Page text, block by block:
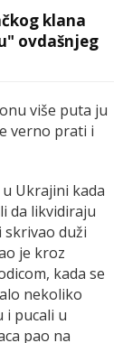
klana
ovdašnjeg
više puta ju
verno prati i
u Ukrajini kada
da likvidiraju
skrivao duži
je kroz
kada se
nekoliko
i pucali u
pao na